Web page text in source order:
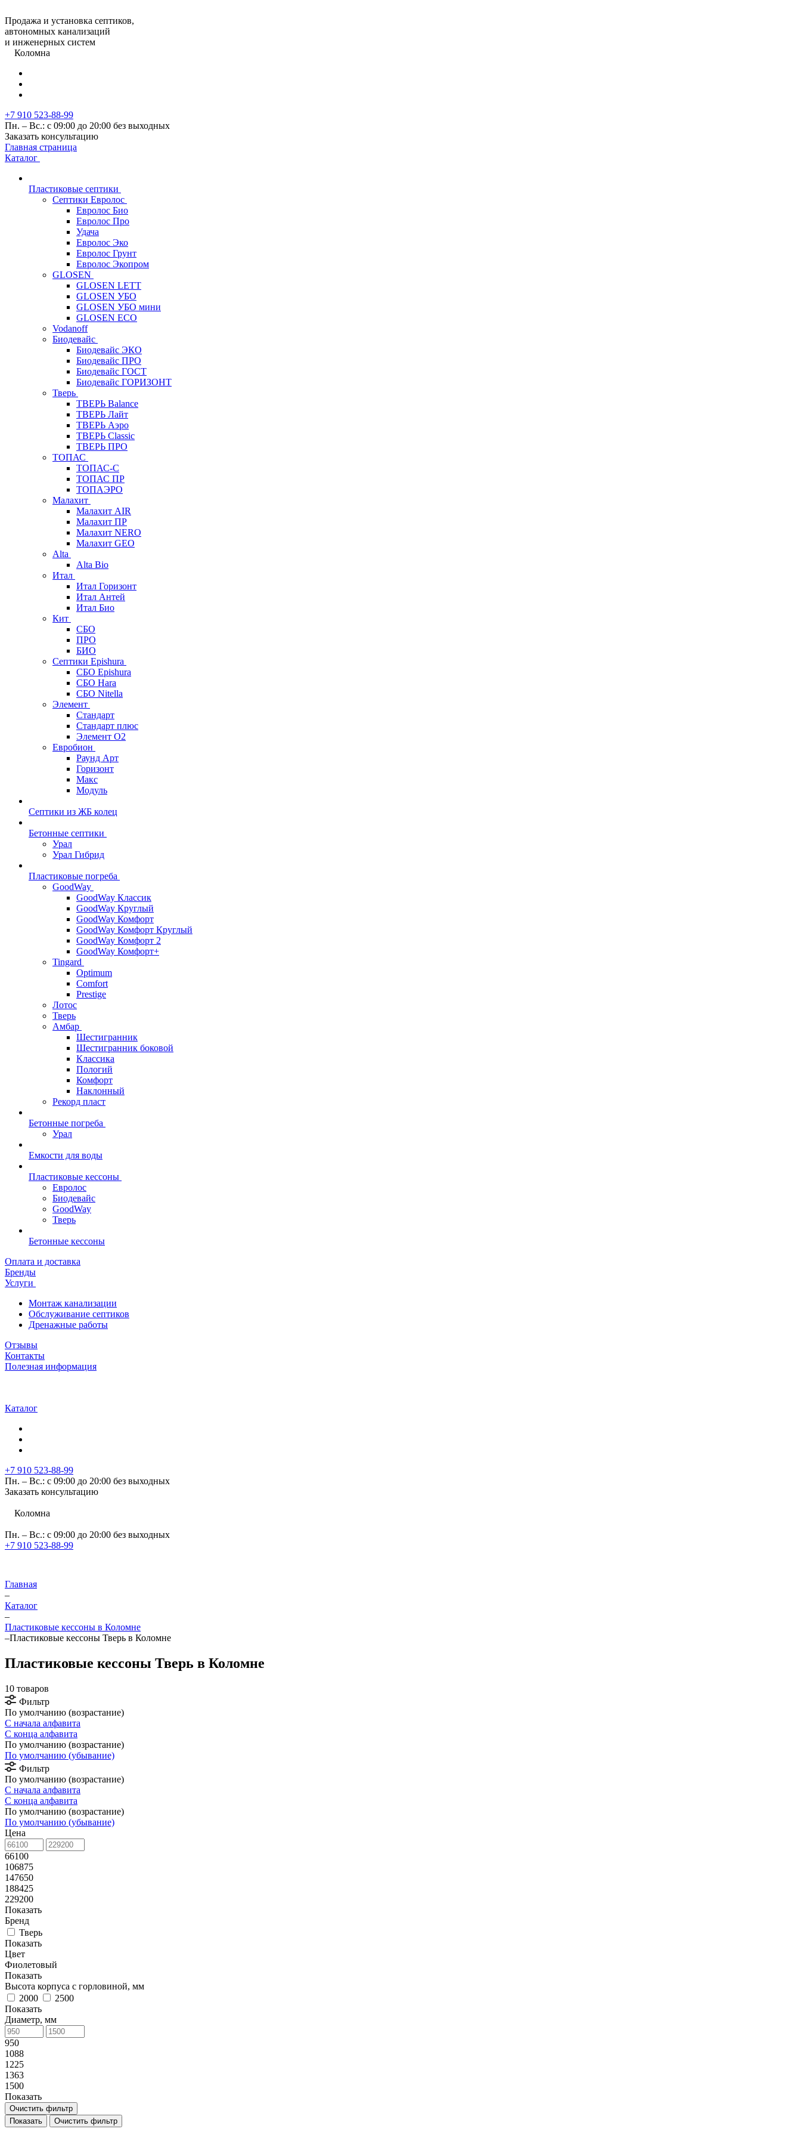
Продажа и установка септиков,
автономных канализаций
и инженерных систем
Коломна
+7 910 523-88-99
Пн. – Вс.: с 09:00 до 20:00 без выходных
Заказать консультацию
Главная страница
Каталог
Пластиковые септики
Септики Евролос
Евролос Био
Евролос Про
Удача
Евролос Эко
Евролос Грунт
Евролос Экопром
GLOSEN
GLOSEN LETT
GLOSEN УБО
GLOSEN УБО мини
GLOSEN ECO
Vodanoff
Биодевайс
Биодевайс ЭКО
Биодевайс ПРО
Биодевайс ГОСТ
Биодевайс ГОРИЗОНТ
Тверь
ТВЕРЬ Balance
ТВЕРЬ Лайт
ТВЕРЬ Аэро
ТВЕРЬ Classic
ТВЕРЬ ПРО
ТОПАС
ТОПАС-С
ТОПАС ПР
ТОПАЭРО
Малахит
Малахит AIR
Малахит ПР
Малахит NERO
Малахит GEO
Alta
Alta Bio
Итал
Итал Горизонт
Итал Антей
Итал Био
Кит
СБО
ПРО
БИО
Септики Epishura
СБО Epishura
СБО Hara
СБО Nitella
Элемент
Стандарт
Стандарт плюс
Элемент О2
Евробион
Раунд Арт
Горизонт
Макс
Модуль
Септики из ЖБ колец
Бетонные септики
Урал
Урал Гибрид
Пластиковые погреба
GoodWay
GoodWay Классик
GoodWay Круглый
GoodWay Комфорт
GoodWay Комфорт Круглый
GoodWay Комфорт 2
GoodWay Комфорт+
Tingard
Optimum
Comfort
Prestige
Лотос
Тверь
Амбар
Шестигранник
Шестигранник боковой
Классика
Пологий
Комфорт
Наклонный
Рекорд пласт
Бетонные погреба
Урал
Емкости для воды
Пластиковые кессоны
Евролос
Биодевайс
GoodWay
Тверь
Бетонные кессоны
Оплата и доставка
Бренды
Услуги
Монтаж канализации
Обслуживание септиков
Дренажные работы
Отзывы
Контакты
Полезная информация
Каталог
+7 910 523-88-99
Пн. – Вс.: с 09:00 до 20:00 без выходных
Заказать консультацию
Коломна
Пн. – Вс.: с 09:00 до 20:00 без выходных
+7 910 523-88-99
Главная
–
Каталог
–
Пластиковые кессоны в Коломне
–Пластиковые кессоны Тверь в Коломне
Пластиковые кессоны Тверь в Коломне
10 товаров
Фильтр
По умолчанию (возрастание)
С начала алфавита
С конца алфавита
По умолчанию (возрастание)
По умолчанию (убывание)
Фильтр
По умолчанию (возрастание)
С начала алфавита
С конца алфавита
По умолчанию (возрастание)
По умолчанию (убывание)
Цена
66100
106875
147650
188425
229200
Показать
Бренд
Тверь
Показать
Цвет
Фиолетовый
Показать
Высота корпуса с горловиной, мм
2000
2500
Показать
Диаметр, мм
950
1088
1225
1363
1500
Показать
Очистить фильтр
Очистить фильтр